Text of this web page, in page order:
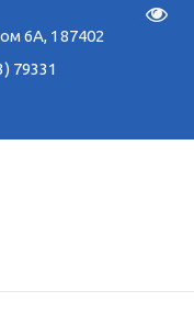
6А, 187402
79331